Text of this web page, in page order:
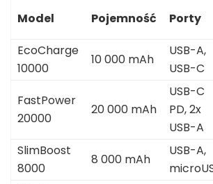
Model Pojemność Porty
EcoCharge
10000
10 000 mAh
USB-A,
USB-C
FastPower
20000
20 000 mAh
USB-C
PD, 2x
USB-A
SlimBoost
8000
8 000 mAh
USB-A,